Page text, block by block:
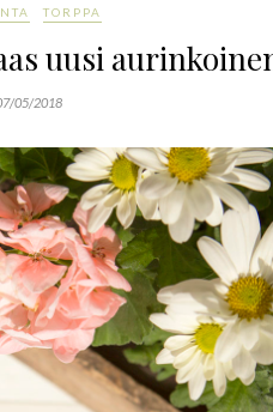
TORPPA
uusi
05/2018